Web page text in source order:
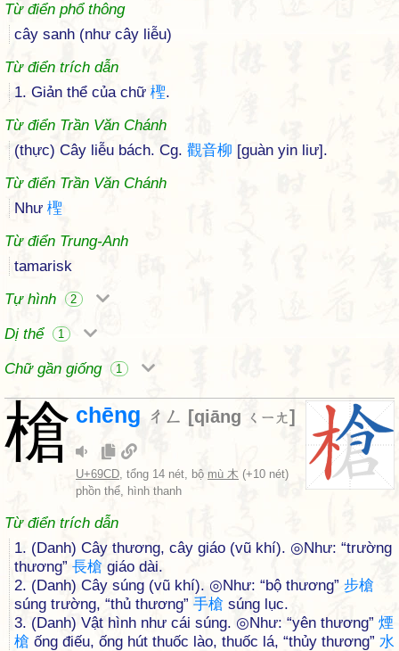
Từ điển phổ thông
cây sanh (như cây liễu)
Từ điển trích dẫn
1. Giản thể của chữ 檉.
Từ điển Trần Văn Chánh
(thực) Cây liễu bách. Cg. 觀音柳 [guàn yin liư].
Từ điển Trần Văn Chánh
Như 檉
Từ điển Trung-Anh
tamarisk
Tự hình
2
Dị thể 1
Chữ gần giống 1
槍 chēng ㄔㄥ [qiāng ㄑㄧㄤ]
U+69CD, tổng 14 nét, bộ mù 木 (+10 nét)
phồn thể, hình thanh
Từ điển trích dẫn
1. (Danh) Cây thương, cây giáo (vũ khí). ◎Như: “trường
thương” 長槍 giáo dài.
2. (Danh) Cây súng (vũ khí). ◎Như: “bộ thương” 步槍
súng trường, “thủ thương” 手槍 súng lục.
3. (Danh) Vật hình như cái súng. ◎Như: “yên thương” 煙
槍 ống điếu, ống hút thuốc lào, thuốc lá, “thủy thương” 水